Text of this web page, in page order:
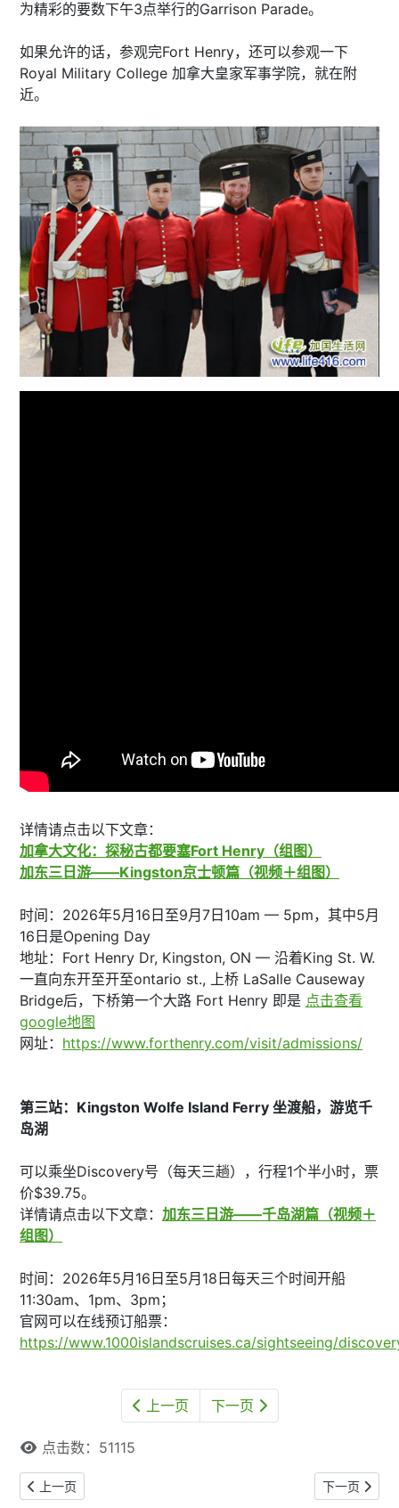
为精彩的要数下午3点举行的Garrison Parade。
如果允许的话，参观完Fort Henry，还可以参观一下
Royal Military College 加拿大皇家军事学院，就在附
近。
详情请点击以下文章：
加拿大文化：探秘古都要塞Fort Henry（组图）
加东三日游——Kingston京士顿篇（视频＋组图）
时间：2026年5月16日至9月7日10am — 5pm，其中5月
16日是Opening Day
地址：Fort Henry Dr, Kingston, ON — 沿着King St. W.
一直向东开至开至ontario st., 上桥 LaSalle Causeway
Bridge后，下桥第一个大路 Fort Henry 即是 点击查看
google地图
网址： https://www.forthenry.com/visit/admissions/
第三站：Kingston Wolfe Island Ferry 坐渡船，游览千
岛湖
可以乘坐Discovery号（每天三趟），行程1个半小时，票
价$39.75。
详情请点击以下文章： 加东三日游——千岛湖篇（视频＋
组图）
时间：2026年5月16日至5月18日每天三个时间开船
11:30am、1pm、3pm；
官网可以在线预订船票：
https://www.1000islandscruises.ca/sightseeing/
上一页 下一页
点击数：51115
上一篇文章: 【本网专稿】多伦多周末好去处（2026年5月22日至
上一页 下一篇文章:
下一页